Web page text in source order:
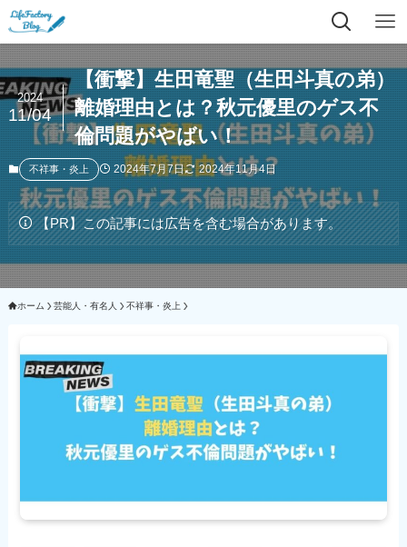
【衝撃】生田竜聖（生田斗真の弟）
離婚理由とは？秋元優里のゲス不
倫問題がやばい！
2024
11/04
不祥事・炎上 2024年7月7日 2024年11月4日
【PR】この記事には広告を含む場合があります。
ホーム 芸能人・有名人 不祥事・炎上